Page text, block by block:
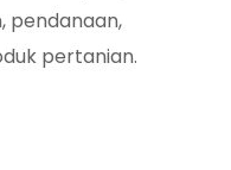
pendanaan,
pertanian.